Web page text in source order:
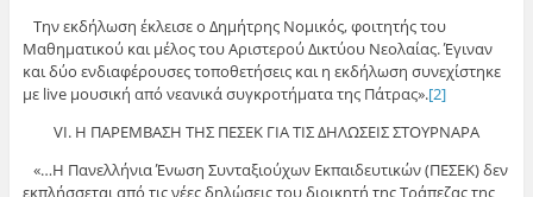
Την εκδήλωση έκλεισε ο Δημήτρης Νομικός, φοιτητής του
Μαθηματικού και μέλος του Αριστερού Δικτύου Νεολαίας. Έγιναν
και δύο ενδιαφέρουσες τοποθετήσεις και η εκδήλωση συνεχίστηκε
με live μουσική από νεανικά συγκροτήματα της Πάτρας».[2]
VI. Η ΠΑΡΕΜΒΑΣΗ ΤΗΣ ΠΕΣΕΚ ΓΙΑ ΤΙΣ ΔΗΛΩΣΕΙΣ ΣΤΟΥΡΝΑΡΑ
«…Η Πανελλήνια Ένωση Συνταξιούχων Εκπαιδευτικών (ΠΕΣΕΚ) δεν
εκπλήσσεται από τις νέες δηλώσεις του διοικητή της Τράπεζας της